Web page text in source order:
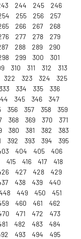
244 245
246
255 256
257
266 267
268
277 278
279
288 289
290
299 300
301
310 311 312
313
322 323 324
325
334 335
336
345 346
347
356 357 358
359
368 369 370
371
380 381 382
383
392 393 394
395
404 405
406
415 416 417
418
427 428
429
438 439
440
449 450
451
460 461
462
471 472
473
482 483
484
493 494
495